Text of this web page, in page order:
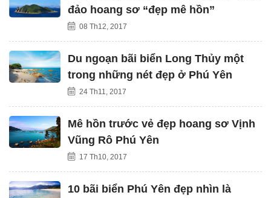
đảo hoang sơ “đẹp mê hồn”
08 Th12, 2017
Du ngoạn bãi biển Long Thủy một
trong những nét đẹp ở Phú Yên
24 Th11, 2017
Mê hồn trước vẻ đẹp hoang sơ Vịnh
Vũng Rô Phú Yên
17 Th10, 2017
10 bãi biển Phú Yên đẹp nhìn là